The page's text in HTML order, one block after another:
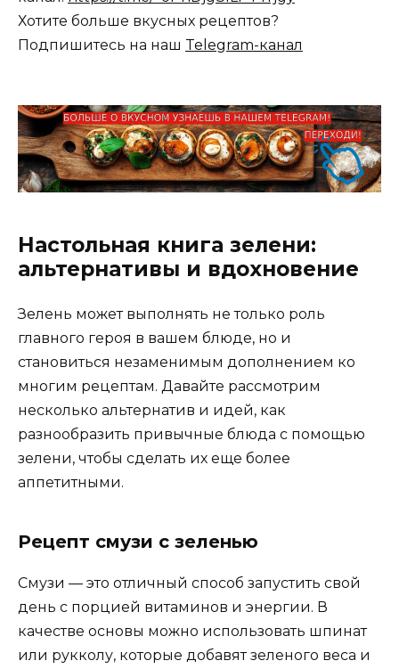
Хотите больше вкусных рецептов?
Подпишитесь на наш Telegram-канал
Настольная книга зелени:
альтернативы и вдохновение
Зелень может выполнять не только роль
главного героя в вашем блюде, но и
становиться незаменимым дополнением ко
многим рецептам. Давайте рассмотрим
несколько альтернатив и идей, как
разнообразить привычные блюда с помощью
зелени, чтобы сделать их еще более
аппетитными.
Рецепт смузи с зеленью
Смузи — это отличный способ запустить свой
день с порцией витаминов и энергии. В
качестве основы можно использовать шпинат
или рукколу, которые добавят зеленого веса и